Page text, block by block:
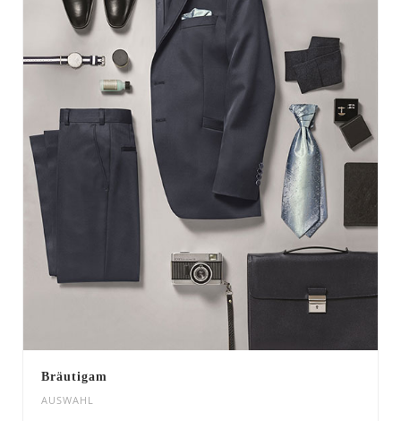
Bräutigam
AUSWAHL